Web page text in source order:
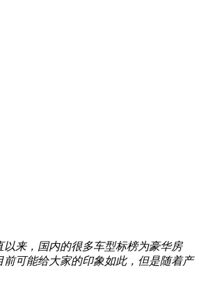
来，国内的很多车型标榜为豪华房
可能给大家的印象如此，但是随着产